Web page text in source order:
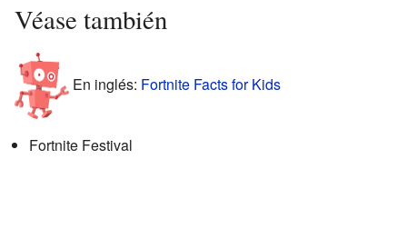
Véase también
En inglés: Fortnite Facts for Kids
Fortnite Festival